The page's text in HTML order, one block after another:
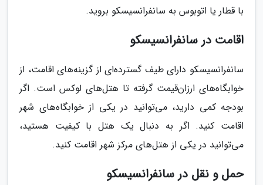
با قطار یا اتوبوس به سانفرانسیسکو بروید.
اقامت در سانفرانسیسکو
سانفرانسیسکو دارای طیف گسترده‌ای از گزینه‌های اقامت، از
خوابگاه‌های ارزان‌قیمت گرفته تا هتل‌های لوکس است. اگر
بودجه کمی دارید، می‌توانید در یکی از خوابگاه‌های شهر
اقامت کنید. اگر به دنبال یک هتل با کیفیت هستید،
می‌توانید در یکی از هتل‌های مرکز شهر اقامت کنید.
حمل و نقل در سانفرانسیسکو